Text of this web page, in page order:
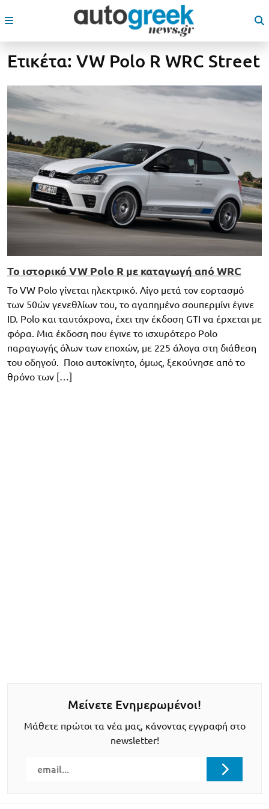
Ετικέτα: VW Polo R WRC Street
Το ιστορικό VW Polo R με καταγωγή από WRC
Το VW Polo γίνεται ηλεκτρικό. Λίγο μετά τον εορτασμό
των 50ών γενεθλίων του, το αγαπημένο σουπερμίνι έγινε
ID. Polo και ταυτόχρονα, έχει την έκδοση GTI να έρχεται με
φόρα. Μια έκδοση που έγινε το ισχυρότερο Polo
παραγωγής όλων των εποχών, με 225 άλογα στη διάθεση
του οδηγού. Ποιο αυτοκίνητο, όμως, ξεκούνησε από το
θρόνο των […]
Μείνετε Ενημερωμένοι!
Μάθετε πρώτοι τα νέα μας, κάνοντας εγγραφή στο
newsletter!